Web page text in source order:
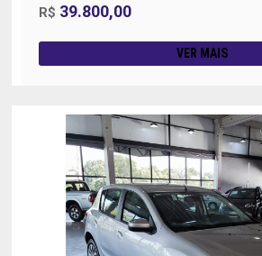
R$ 39.800,00
VER MAIS